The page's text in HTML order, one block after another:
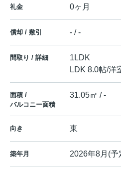
礼金 0ヶ月
償却 / 敷引 - / -
間取り / 詳細
1LDK
LDK 8.0帖/洋
面積 /
バルコニー面積
31.05㎡ / -
向き 東
築年月 2026年8月(予